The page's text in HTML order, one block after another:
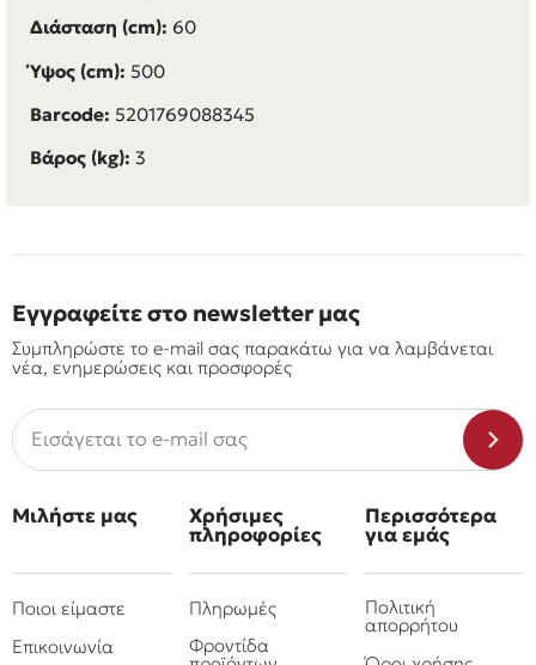
Διάσταση (cm): 60
Ύψος (cm): 500
Barcode: 5201769088345
Βάρος (kg): 3
Εγγραφείτε στο newsletter μας
Συμπληρώστε το e-mail σας παρακάτω για να λαμβάνεται
νέα, ενημερώσεις και προσφορές
Μιλήστε μας
Ποιοι είμαστε
Επικοινωνία
Χρήσιμες
πληροφορίες
Πληρωμές
Φροντίδα
Περισσότερα
για εμάς
Πολιτική
απορρήτου